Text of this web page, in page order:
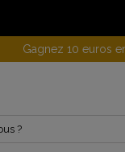
Gagnez 10 euros